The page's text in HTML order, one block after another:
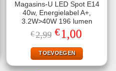
Magasins-U LED Spot E14
40w, Energielabel A+,
3.2W>40W 196 lumen
€2,99 Oorspronkelijke
prijs
was:
€2,99.
€1,00
is:
€1,00.
TOEVOEGEN